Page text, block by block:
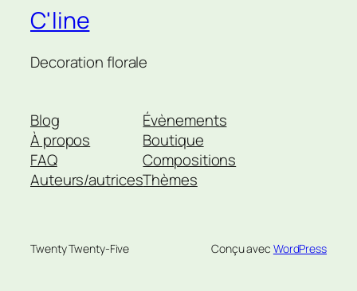
C'line
Decoration florale
Blog
À propos
FAQ
Auteurs/autrices
Évènements
Boutique
Compositions
Thèmes
Twenty Twenty-Five Conçu avec WordPress